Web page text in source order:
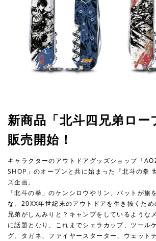
新商品「北斗四兄弟ロー
販売開始！
キャラクターのアウトドアグッズショップ「
SHOP」のオープンと共に始まった『北斗の拳
ズ企画。
「北斗の拳」のケンシロウやリン、バットが旅
な、20XX年世紀末のアウトドアを生き抜くた
兄弟がしんみりと？キャンプをしているような
に話題となり、これまでシェラカップ、ツール
グ、タガネ、ファイヤースターター、ウェット